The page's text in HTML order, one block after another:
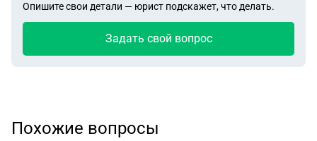
Опишите свои детали — юрист подскажет, что делать.
Задать свой вопрос
Похожие вопросы